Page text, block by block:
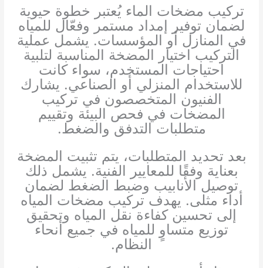
تركيب مضخات الماء يُعتبر خطوة حيوية
لضمان توفير إمداد مستمر وفعّال للمياه
في المنازل أو المؤسسات. يشمل عملية
التركيب اختيار المضخة المناسبة لتلبية
احتياجات المستخدم، سواء كانت
للاستخدام المنزلي أو الصناعي. يشارك
الفنيون المتخصصون في تركيب
المضخات في فحص البيئة وتقييم
متطلبات التدفق والضغط.
بعد تحديد المتطلبات، يتم تثبيت المضخة
بعناية وفقًا للمعايير الفنية. يشمل ذلك
توصيل الأنابيب وضبط الضغط لضمان
أداء مثلى. يهدف تركيب مضخات المياه
إلى تحسين كفاءة نقل المياه وتحقيق
توزيع متساوٍ للمياه في جميع أنحاء
النظام.